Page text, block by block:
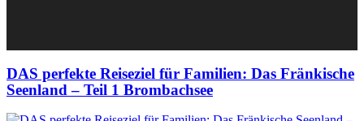
DAS perfekte Reiseziel für Familien: Das Fränkische
Seenland – Teil 1 Brombachsee